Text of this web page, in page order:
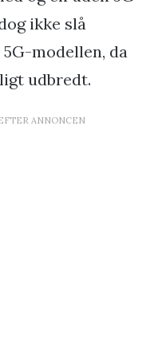
ikke slå
modellen, da
udbredt.
ANNONCEN